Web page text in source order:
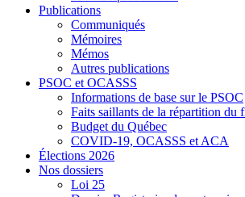
Publications
Communiqués
Mémoires
Mémos
Autres publications
PSOC et OCASSS
Informations de base sur le PSOC
Faits saillants de la répartition du
Budget du Québec
COVID-19, OCASSS et ACA
Élections 2026
Nos dossiers
Loi 25